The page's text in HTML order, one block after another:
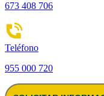
673 408 706
Teléfono
955 000 720